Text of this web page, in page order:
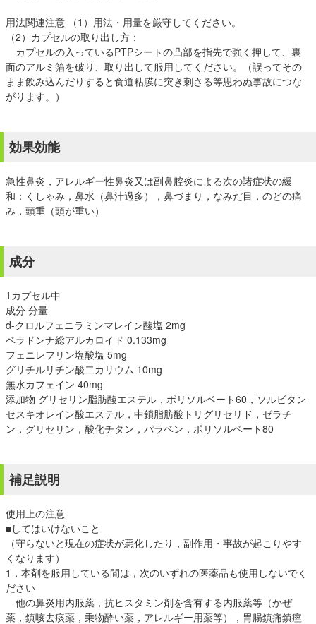
用法関連注意 （1）用法・用量を厳守してください。
（2）カプセルの取り出し方：
カプセルの入っているPTPシートの凸部を指先で強く押して、裏
面のアルミ箔を破り、取り出して服用してください。（誤ってその
まま飲み込んだりすると食道粘膜に突き刺さる等思わぬ事故につな
がります。）
効果効能
急性鼻炎，アレルギー性鼻炎又は副鼻腔炎による次の諸症状の緩
和：くしゃみ，鼻水（鼻汁過多），鼻づまり，なみだ目，のどの痛
み，頭重（頭が重い）
成分
1カプセル中
成分 分量
d-クロルフェニラミンマレイン酸塩 2mg
ベラドンナ総アルカロイド 0.133mg
フェニレフリン塩酸塩 5mg
グリチルリチン酸二カリウム 10mg
無水カフェイン 40mg
添加物 グリセリン脂肪酸エステル，ポリソルベート60，ソルビタン
セスキオレイン酸エステル，中鎖脂肪酸トリグリセリド，ゼラチ
ン，グリセリン，酸化チタン，パラベン，ポリソルベート80
補足説明
使用上の注意
■してはいけないこと
（守らないと現在の症状が悪化したり，副作用・事故が起こりやす
くなります）
1．本剤を服用している間は，次のいずれの医薬品も使用しないでく
ださい
他の鼻炎用内服薬，抗ヒスタミン剤を含有する内服薬等（かぜ
薬，鎮咳去痰薬，乗物酔い薬，アレルギー用薬等），胃腸鎮痛鎮痙